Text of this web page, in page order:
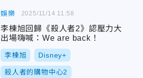
娛樂
李棟旭回歸《殺人者2》認壓力大
出場嗨喊：We are back！
李棟旭 Disney+
殺人者的購物中心2
2025/11/14 11:58